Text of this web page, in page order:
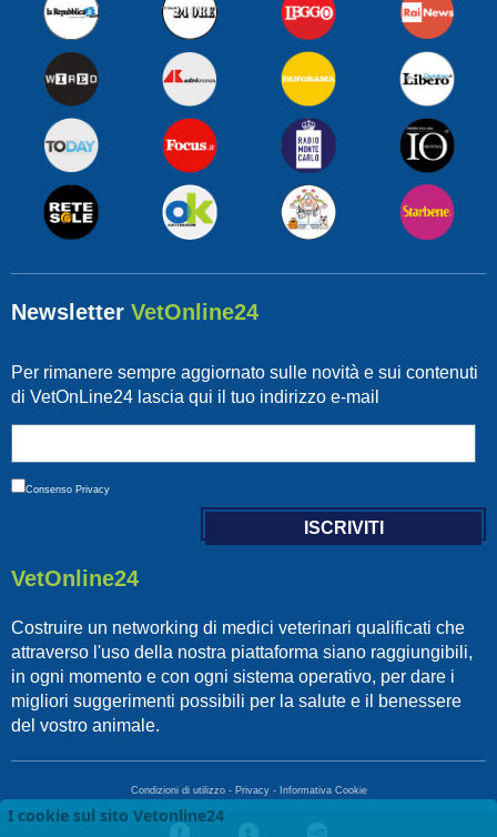
Newsletter VetOnline24
Per rimanere sempre aggiornato sulle novità e sui contenuti
di VetOnLine24 lascia qui il tuo indirizzo e-mail
Consenso Privacy
VetOnline24
Costruire un networking di medici veterinari qualificati che
attraverso l'uso della nostra piattaforma siano raggiungibili,
in ogni momento e con ogni sistema operativo, per dare i
migliori suggerimenti possibili per la salute e il benessere
del vostro animale.
Condizioni di utilizzo- Privacy- Informativa Cookie
I cookie sul sito Vetonline24